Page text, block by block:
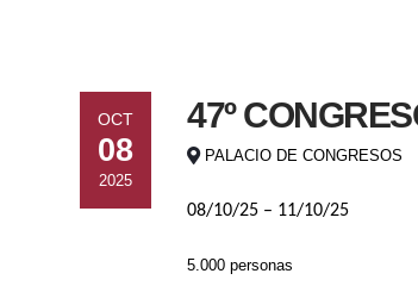
OCT
08
2025
47º
PALACIO DE CONGRESOS
08/10/25 – 11/10/25
5.000 personas